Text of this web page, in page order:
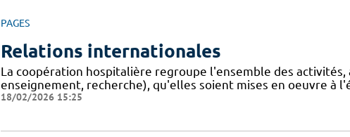
PAGES
Relations internationales
La coopération hospitalière regroupe l'ensemble des activités,
enseignement, recherche), qu'elles soient mises en oeuvre à
18/02/2026 15:25